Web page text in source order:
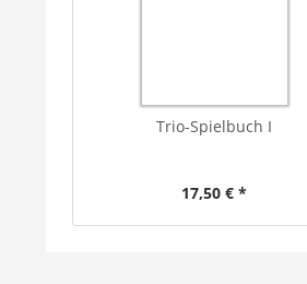
Trio-Spielbuch I
17,50 € *